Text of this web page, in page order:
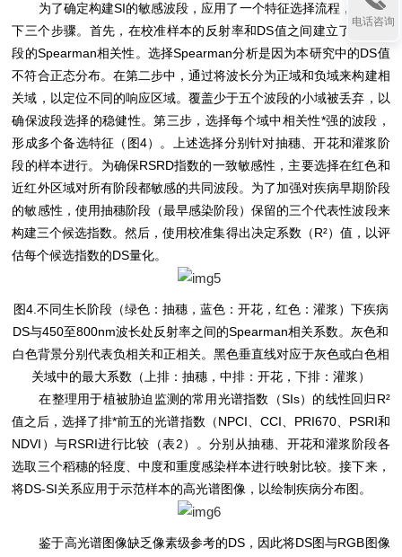
为了确定构建SI的敏感波段，应用了一个特征选择流程，包括以
下三个步骤。首先，在校准样本的反射率和DS值之间建立了每个波
段的Spearman相关性。选择Spearman分析是因为本研究中的DS值
不符合正态分布。在第二步中，通过将波长分为正域和负域来构建相
关域，以定位不同的响应区域。覆盖少于五个波段的小域被丢弃，以
确保波段选择的稳健性。第三步，选择每个域中相关性*强的波段，
形成多个备选特征（图4）。上述选择分别针对抽穗、开花和灌浆阶
段的样本进行。为确保RSRD指数的一致敏感性，主要选择在红色和
近红外区域对所有阶段都敏感的共同波段。为了加强对疾病早期阶段
的敏感性，使用抽穗阶段（最早感染阶段）保留的三个代表性波段来
构建三个候选指数。然后，使用校准集得出决定系数（R²）值，以评
估每个候选指数的DS量化。
图4.不同生长阶段（绿色：抽穗，蓝色：开花，红色：灌浆）下疾病
DS与450至800nm波长处反射率之间的Spearman相关系数。灰色和
白色背景分别代表负相关和正相关。黑色垂直线对应于灰色或白色相
关域中的最大系数（上排：抽穗，中排：开花，下排：灌浆）
在整理用于植被胁迫监测的常用光谱指数（SIs）的线性回归R²
值之后，选择了排*前五的光谱指数（NPCI、CCI、PRI670、PSRI和
NDVI）与RSRI进行比较（表2）。分别从抽穗、开花和灌浆阶段各
选取三个稻穗的轻度、中度和重度感染样本进行映射比较。接下来，
将DS-SI关系应用于示范样本的高光谱图像，以绘制疾病分布图。
鉴于高光谱图像缺乏像素级参考的DS，因此将DS图与RGB图像
电话咨询